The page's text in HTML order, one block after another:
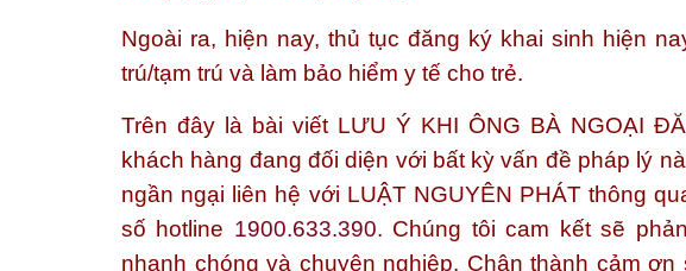
Ngoài ra, hiện nay, thủ tục đăng ký khai sinh hiện
trú/tạm trú và làm bảo hiểm y tế cho trẻ.
Trên đây là bài viết LƯU Ý KHI ÔNG BÀ NGOẠI
khách hàng đang đối diện với bất kỳ vấn đề pháp lý
ngần ngại liên hệ với LUẬT NGUYÊN PHÁTthông
số hotline 1900.633.390. Chúng tôi cam kết sẽ
nhanh chóng và chuyên nghiệp. Chân thành cảm